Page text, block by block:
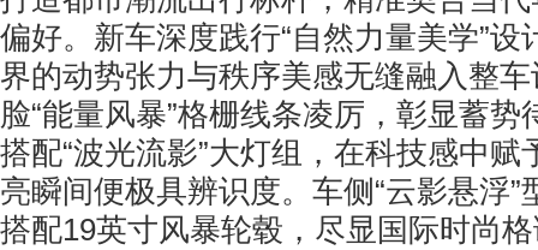
偏好。新车深度践行“自然力量美学”设
界的动势张力与秩序美感无缝融入整
脸“能量风暴”格栅线条凌厉，彰显蓄势
搭配“波光流影”大灯组，在科技感中赋
亮瞬间便极具辨识度。车侧“云影悬浮”
搭配19英寸风暴轮毂，尽显国际时尚